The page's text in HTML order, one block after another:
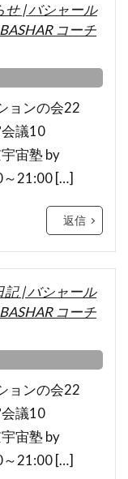
| バシャール
コーチ
ンの会22
会議10
宙塾 by
21:00 […]
返信
| バシャール
コーチ
ンの会22
会議10
宙塾 by
21:00 […]